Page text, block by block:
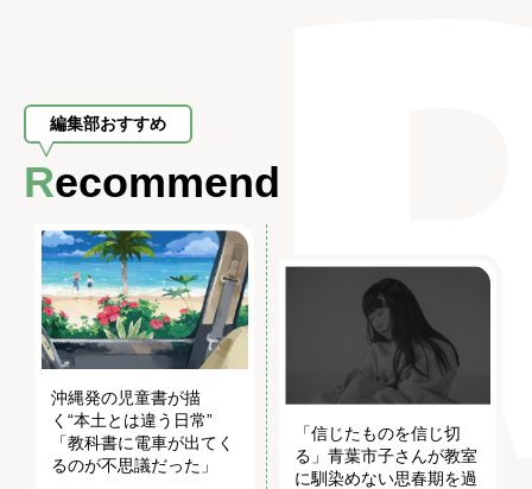
編集部おすすめ
Recommend
沖縄発の児童書が描
く“本土とは違う日常”
「教科書に電車が出てく
るのが不思議だった」
「信じたものを信じ切
る」青葉市子さんが教室
に馴染めない思春期を過